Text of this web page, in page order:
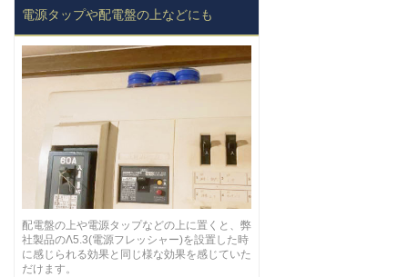
電源タップや配電盤の上などにも
配電盤の上や電源タップなどの上に置くと、弊
社製品のΛ5.3(電源フレッシャー)を設置した時
に感じられる効果と同じ様な効果を感じていた
だけます。